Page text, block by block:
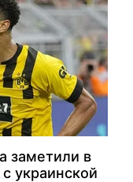
заметили в
украинской